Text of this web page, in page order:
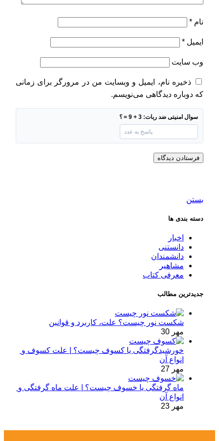
نام *
ایمیل *
وب‌ سایت
ذخیره نام، ایمیل و وبسایت من در مرورگر برای زمانی
که دوباره دیدگاهی می‌نویسم.
سوال امنیتی ضد ربات: 3 + 9 = ؟
بستن
دسته بندی ها
اخبار
دانستنی
دانشمندان
مشاهیر
معرفی کتاب
جدیدترین مطالب
شکست نور چیست؟ علت، کاربرد و قوانین
مهر 30
انواع آن
مهر 27
انواع آن
مهر 23